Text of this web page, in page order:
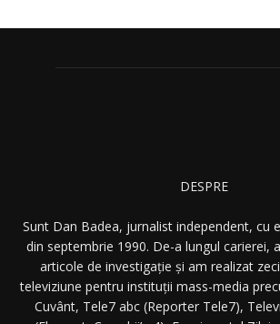
DESPRE
Sunt Dan Badea, jurnalist independent, cu
din septembrie 1990. De-a lungul carierei,
articole de investigație și am realizat
televiziune pentru instituții mass-media
Cuvânt, Tele7 abc (Reporter Tele7),